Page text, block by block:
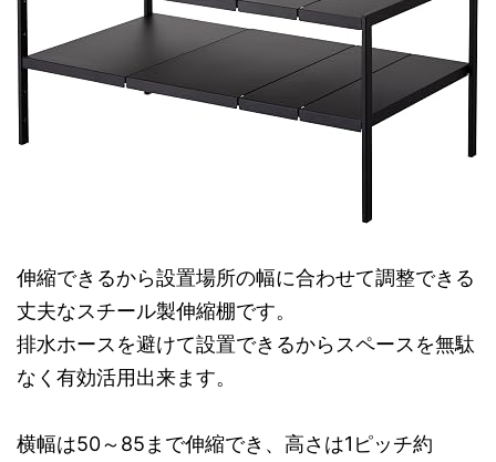
伸縮できるから設置場所の幅に合わせて調整できる
丈夫なスチール製伸縮棚です。
排水ホースを避けて設置できるからスペースを無駄
なく有効活用出来ます。
横幅は50～85まで伸縮でき、高さは1ピッチ約